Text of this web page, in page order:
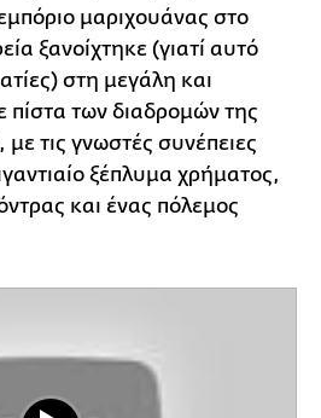
μαριχουάνας στο
ξανοίχτηκε (γιατί αυτό
στη μεγάλη και
των διαδρομών της
τις γνωστές συνέπειες
ξέπλυμα χρήματος,
και ένας πόλεμος